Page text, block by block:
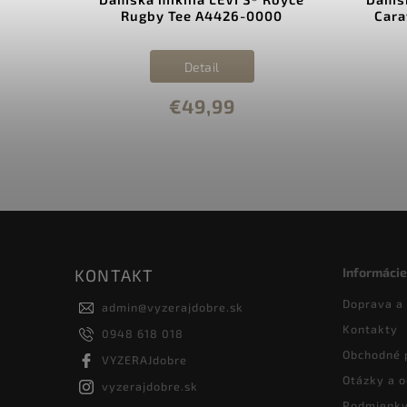
Rugby Tee A4426-0000
€49,99
Detail
KONTAKT
admin@vyzerajdobre.sk
0948 618 018
VYZERAJdobre
vyzerajdobre.sk
Doprava
Kontakty
Obchodné
Otázky a